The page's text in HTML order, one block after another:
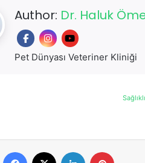
Author: Dr. Haluk
Pet Dünyası Veteriner Kliniği